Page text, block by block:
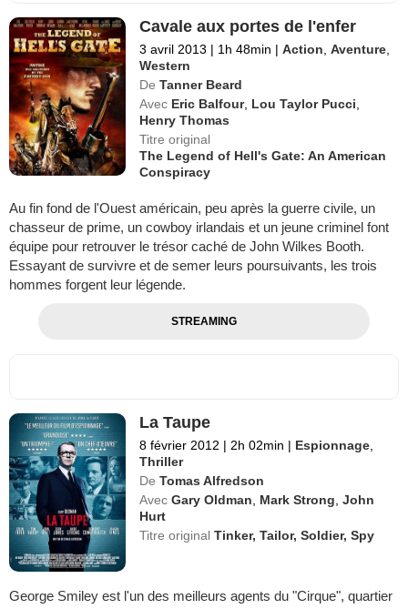
Cavale aux portes de l'enfer
3 avril 2013 | 1h 48min | Action,Aventure,
Western
De Tanner Beard
Avec Eric Balfour, Lou Taylor Pucci,
Henry Thomas
Titre original
The Legend of Hell's Gate: An American
Conspiracy
Au fin fond de l'Ouest américain, peu après la guerre civile, un
chasseur de prime, un cowboy irlandais et un jeune criminel font
équipe pour retrouver le trésor caché de John Wilkes Booth.
Essayant de survivre et de semer leurs poursuivants, les trois
hommes forgent leur légende.
STREAMING
La Taupe
8 février 2012 | 2h 02min | Espionnage,
Thriller
De Tomas Alfredson
Avec Gary Oldman, Mark Strong,John
Hurt
Titre originalTinker, Tailor, Soldier, Spy
George Smiley est l'un des meilleurs agents du "Cirque", quartier